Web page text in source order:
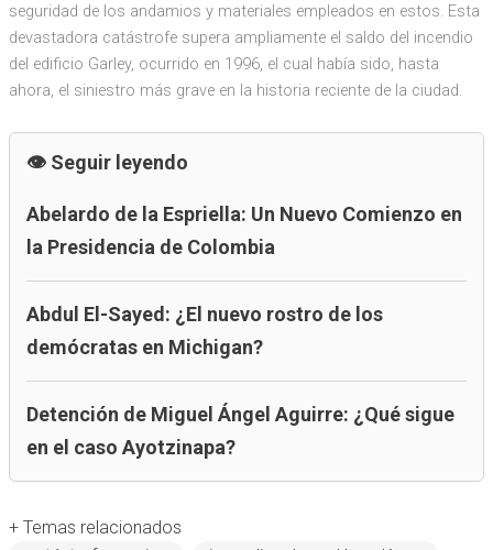
seguridad de los andamios y materiales empleados en estos. Esta
devastadora catástrofe supera ampliamente el saldo del incendio
del edificio Garley, ocurrido en 1996, el cual había sido, hasta
ahora, el siniestro más grave en la historia reciente de la ciudad.
Seguir leyendo
Abelardo de la Espriella: Un Nuevo Comienzo en
la Presidencia de Colombia
Abdul El-Sayed: ¿El nuevo rostro de los
demócratas en Michigan?
Detención de Miguel Ángel Aguirre: ¿Qué sigue
en el caso Ayotzinapa?
+ Temas relacionados